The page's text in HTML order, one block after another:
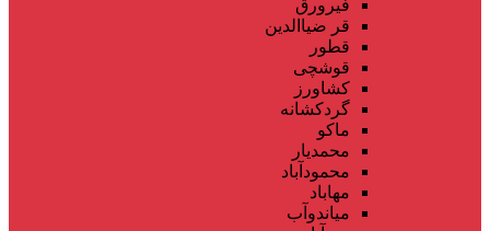
فیرورق
قر ضیاالدین
قطور
قوشچی
کشاورز
گردکشانه
ماکو
محمدیار
محمودآباد
مهاباد
میاندوآب